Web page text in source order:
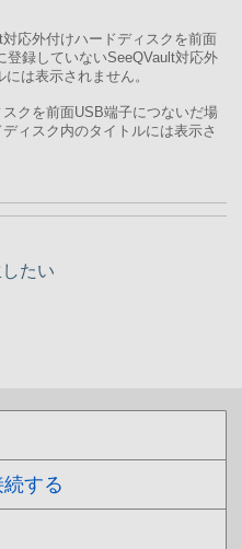
する
応外付けハードディスクを前面
登録していないSeeQVault対応外
は表示されません。
クを前面USB端子につないだ場
ィスク内のタイトルには表示さ
たい